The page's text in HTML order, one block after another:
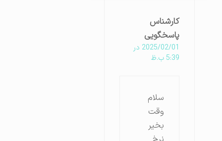
کارشناس
پاسخگویی
2025/02/01 در
سلام
وقت
بخیر